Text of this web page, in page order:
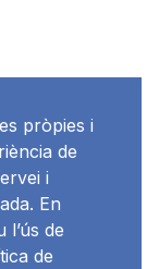
pròpies i
de
i
En
de
de